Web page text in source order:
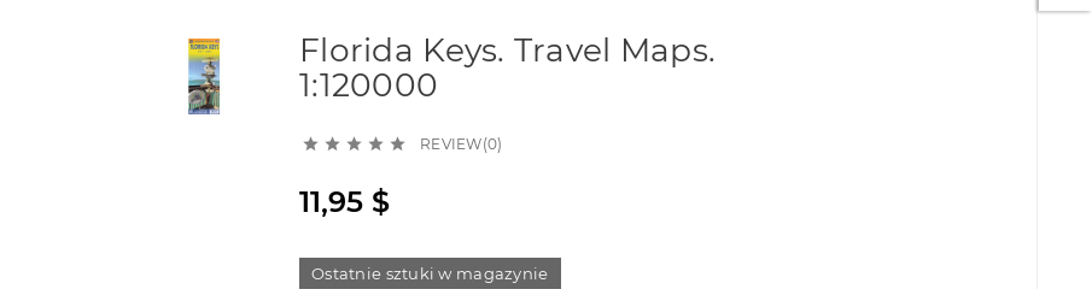
Florida Keys. Travel Maps.
1:120000
     REVIEW(0)
11,95 $
Ostatnie sztuki w magazynie